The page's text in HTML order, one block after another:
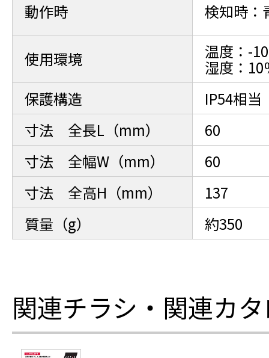
動作時
検知時：
使用環境 温度：-
湿度：10
保護構造
IP54相当
寸法 全長L（mm）
60
寸法 全幅W（mm）
60
寸法 全高H（mm）
137
質量（g）
約350
関連チラシ・関連カ